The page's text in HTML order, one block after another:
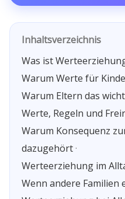
Inhaltsverzeichnis
Was ist
Warum Werte für
Warum Eltern das
Werte, Regeln und
Warum Konsequenz
dazugehört·
Werteerziehung im
Wenn andere Familien